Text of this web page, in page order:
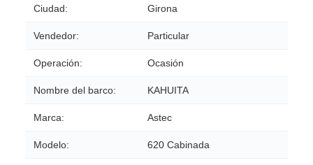
Ciudad: Girona
Vendedor: Particular
Operación: Ocasión
Nombre del barco: KAHUITA
Marca: Astec
Modelo: 620 Cabinada